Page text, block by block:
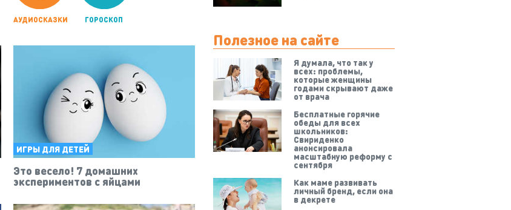
АУДИОСКАЗКИ ГОРОСКОП
ИГРЫ ДЛЯ ДЕТЕЙ
Это весело! 7 домашних
экспериментов с яйцами
Полезное на сайте
Я думала, что так у
всех: проблемы,
которые женщины
годами скрывают даже
от врача
Бесплатные горячие
обеды для всех
школьников:
Свириденко
анонсировала
масштабную реформу с
сентября
Как маме развивать
личный бренд, если она
в декрете